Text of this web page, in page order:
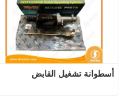
أسطوانة تشغيل القابض